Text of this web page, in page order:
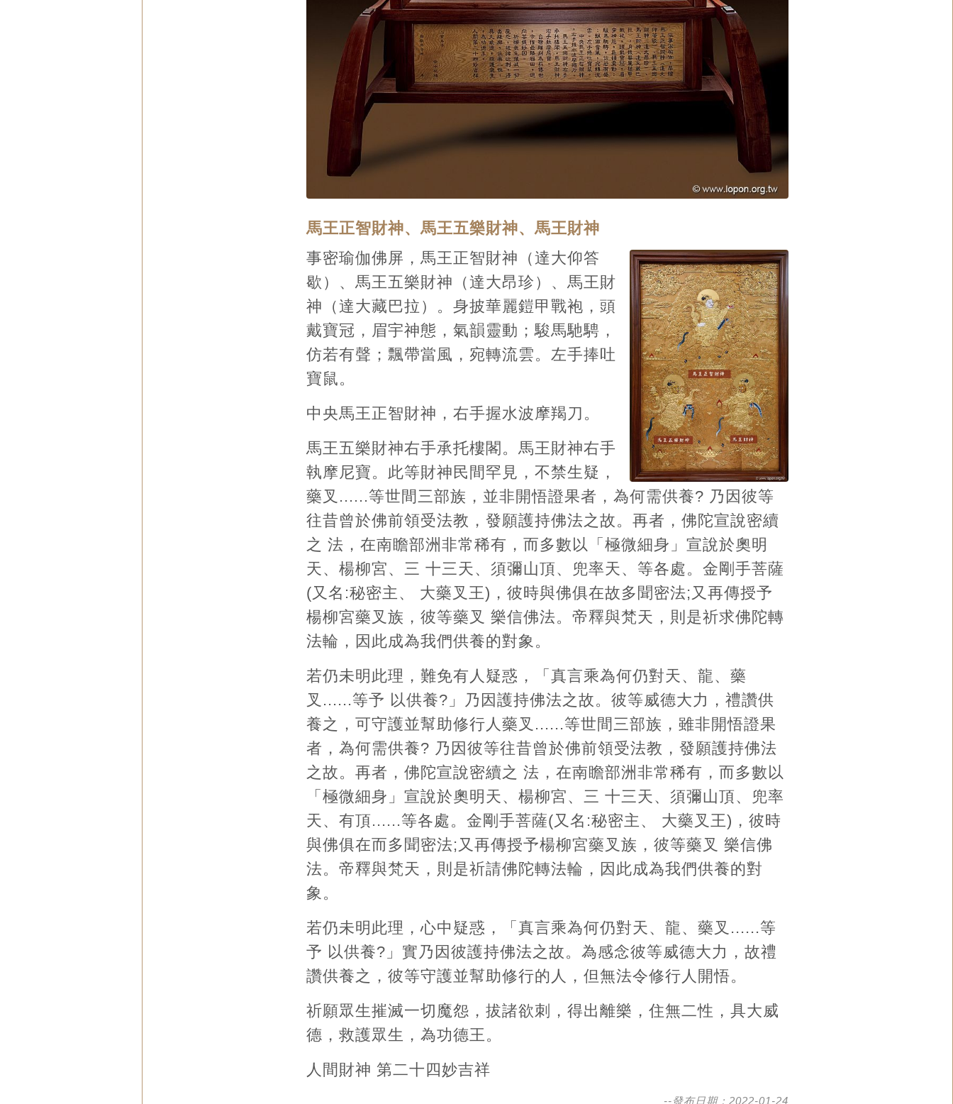
馬王正智財神、馬王五樂財神、馬王財神
事密瑜伽佛屏，馬王正智財神（達大仰答
歇）、馬王五樂財神（達大昂珍）、馬王財
神（達大藏巴拉）。身披華麗鎧甲戰袍，頭
戴寶冠，眉宇神態，氣韻靈動；駿馬馳騁，
仿若有聲；飄帶當風，宛轉流雲。左手捧吐
寶鼠。
中央馬王正智財神，右手握水波摩羯刀。
馬王五樂財神右手承托樓閣。馬王財神右手
執摩尼寶。此等財神民間罕見，不禁生疑，
藥叉......等世間三部族，並非開悟證果者，為何需供養? 乃因彼等
往昔曾於佛前領受法教，發願護持佛法之故。再者，佛陀宣說密續
之 法，在南瞻部洲非常稀有，而多數以「極微細身」宣說於奧明
天、楊柳宮、三 十三天、須彌山頂、兜率天、等各處。金剛手菩薩
(又名:秘密主、 大藥叉王)，彼時與佛俱在故多聞密法;又再傳授予
楊柳宮藥叉族，彼等藥叉 樂信佛法。帝釋與梵天，則是祈求佛陀轉
法輪，因此成為我們供養的對象。
若仍未明此理，難免有人疑惑，「真言乘為何仍對天、龍、藥
叉......等予 以供養?」乃因護持佛法之故。彼等威德大力，禮讚供
養之，可守護並幫助修行人藥叉......等世間三部族，雖非開悟證果
者，為何需供養? 乃因彼等往昔曾於佛前領受法教，發願護持佛法
之故。再者，佛陀宣說密續之 法，在南瞻部洲非常稀有，而多數以
「極微細身」宣說於奧明天、楊柳宮、三 十三天、須彌山頂、兜率
天、有頂......等各處。金剛手菩薩(又名:秘密主、 大藥叉王)，彼時
與佛俱在而多聞密法;又再傳授予楊柳宮藥叉族，彼等藥叉 樂信佛
法。帝釋與梵天，則是祈請佛陀轉法輪，因此成為我們供養的對
象。
若仍未明此理，心中疑惑，「真言乘為何仍對天、龍、藥叉......等
予 以供養?」實乃因彼護持佛法之故。為感念彼等威德大力，故禮
讚供養之，彼等守護並幫助修行的人，但無法令修行人開悟。
祈願眾生摧滅一切魔怨，拔諸欲刺，得出離樂，住無二性，具大威
德，救護眾生，為功德王。
人間財神 第二十四妙吉祥
--發布日期：2022-01-24